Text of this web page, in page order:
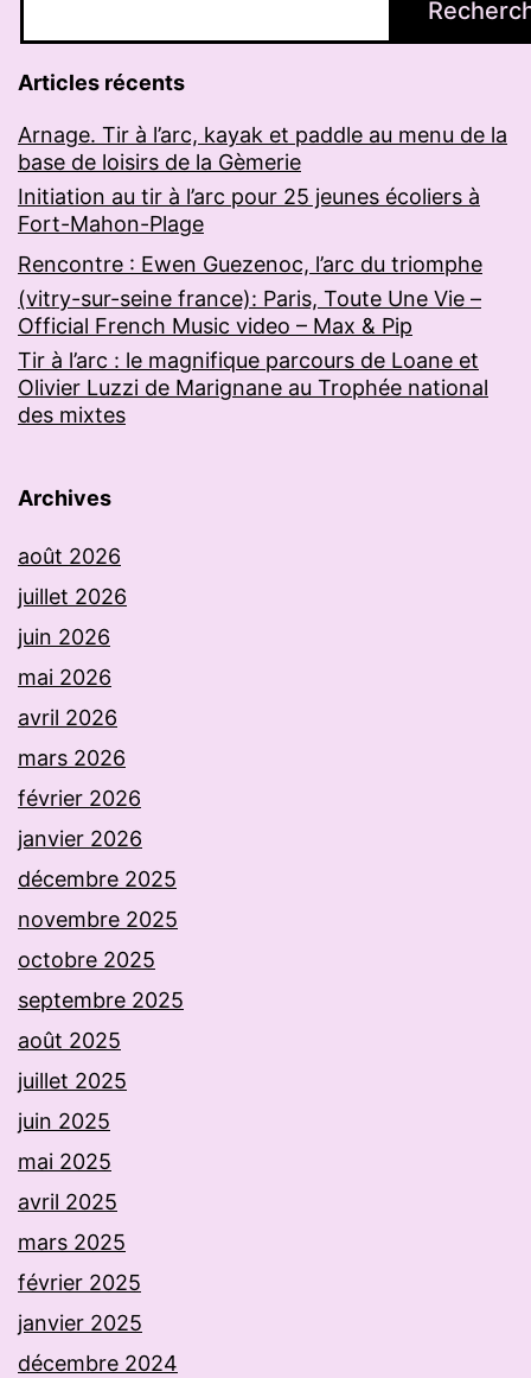
Articles récents
Arnage. Tir à l’arc, kayak et paddle au menu de la
base de loisirs de la Gèmerie
Initiation au tir à l’arc pour 25 jeunes écoliers à
Fort-Mahon-Plage
Rencontre : Ewen Guezenoc, l’arc du triomphe
(vitry-sur-seine france): Paris, Toute Une Vie –
Official French Music video – Max & Pip
Tir à l’arc : le magnifique parcours de Loane et
Olivier Luzzi de Marignane au Trophée national
des mixtes
Archives
août 2026
juillet 2026
juin 2026
mai 2026
avril 2026
mars 2026
février 2026
janvier 2026
décembre 2025
novembre 2025
octobre 2025
septembre 2025
août 2025
juillet 2025
juin 2025
mai 2025
avril 2025
mars 2025
février 2025
janvier 2025
décembre 2024